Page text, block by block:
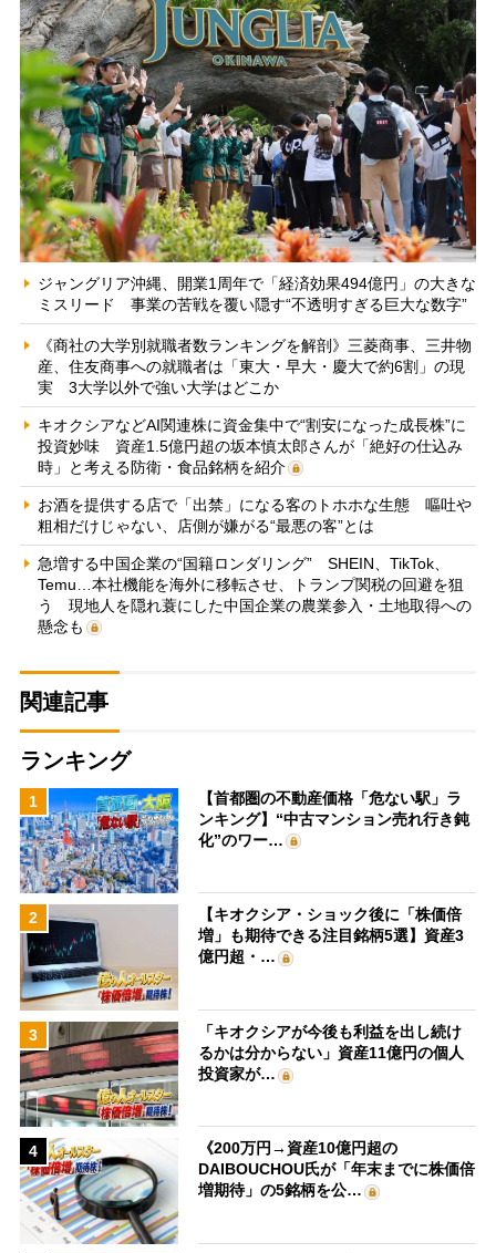
ジャングリア沖縄、開業1周年で「経済効果494億円」の大きな
ミスリード 事業の苦戦を覆い隠す“不透明すぎる巨大な数字”
《商社の大学別就職者数ランキングを解剖》三菱商事、三井物
産、住友商事への就職者は「東大・早大・慶大で約6割」の現
実 3大学以外で強い大学はどこか
キオクシアなどAI関連株に資金集中で“割安になった成長株”に
投資妙味 資産1.5億円超の坂本慎太郎さんが「絶好の仕込み
時」と考える防衛・食品銘柄を紹介
お酒を提供する店で「出禁」になる客のトホホな生態 嘔吐や
粗相だけじゃない、店側が嫌がる“最悪の客”とは
急増する中国企業の“国籍ロンダリング” SHEIN、TikTok、
Temu…本社機能を海外に移転させ、トランプ関税の回避を狙
う 現地人を隠れ蓑にした中国企業の農業参入・土地取得への
懸念も
関連記事
ランキング
1
【首都圏の不動産価格「危ない駅」ラ
ンキング】“中古マンション売れ行き鈍
化”のワー…
2
【キオクシア・ショック後に「株価倍
増」も期待できる注目銘柄5選】資産3
億円超・…
3
「キオクシアが今後も利益を出し続け
るかは分からない」資産11億円の個人
投資家が…
4
《200万円→資産10億円超の
DAIBOUCHOU氏が「年末までに株価倍
増期待」の5銘柄を公…